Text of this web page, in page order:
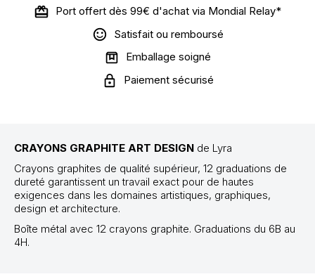
Port offert dès 99€ d'achat via Mondial Relay*
Satisfait ou remboursé
Emballage soigné
Paiement sécurisé
CRAYONS GRAPHITE ART DESIGN de Lyra
Crayons graphites de qualité supérieur, 12 graduations de
dureté garantissent un travail exact pour de hautes
exigences dans les domaines artistiques, graphiques,
design et architecture.
Boîte métal avec 12 crayons graphite. Graduations du 6B au
4H.